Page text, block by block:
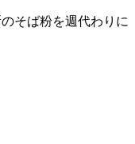
そば粉を週代わりに